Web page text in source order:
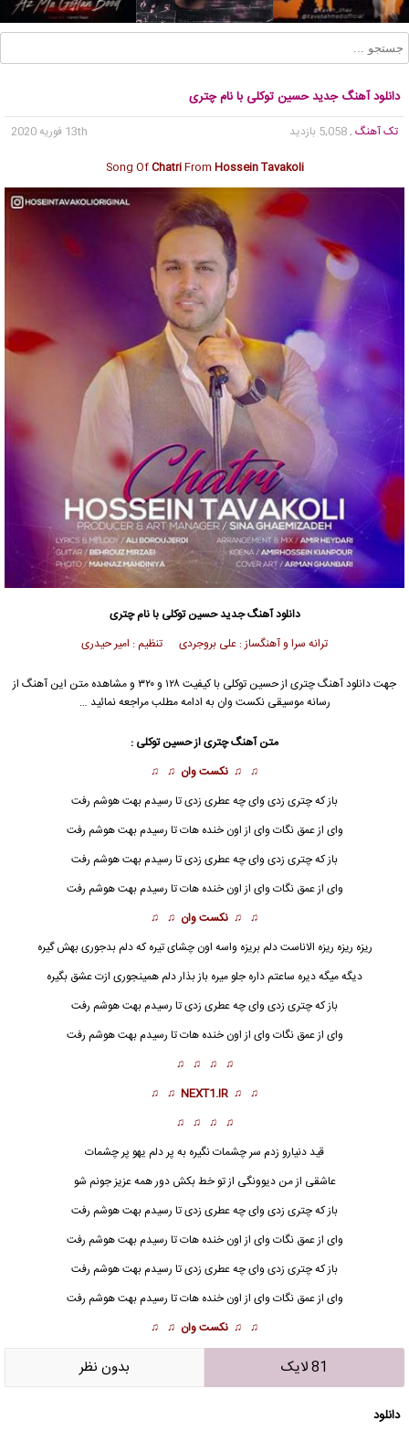
دانلود آهنگ جدید حسین توکلی با نام چتری
تک آهنگ , 5,058 بازدید
13th فوریه 2020
Song OfChatriFrom Hossein Tavakoli
دانلود آهنگ جدیدحسین توکلی با نام چتری
ترانه سرا و آهنگساز : علی بروجردی تنظیم : امیر حیدری
جهت دانلود آهنگ چتری از حسین توکلی با کیفیت ۱۲۸ و ۳۲۰ و مشاهده متن این آهنگ از
رسانه موسیقی نکست وان به ادامه مطلب مراجعه نمائید …
متن آهنگ چتری از حسین توکلی :
♫ ♫ نکست وان ♫ ♫
باز که چتری زدی وای چه عطری زدی تا رسیدم بهت هوشم رفت
وای از عمق نگات وای از اون خنده هات تا رسیدم بهت هوشم رفت
باز کهچتری زدی وای چه عطری زدی تا رسیدم بهت هوشم رفت
وای از عمق نگات وای از اون خنده هات تا رسیدم بهت هوشم رفت
♫ ♫ نکست وان ♫ ♫
ریزه ریزه ریزه الاناست دلم بریزه واسه اون چشای تیره که دلم بدجوری بهش گیره
دیگه میگه دیره ساعتم داره جلو میره باز بذار دلم همینجوری ازت عشق بگیره
باز که چتری زدی وای چه عطری زدی تا رسیدم بهت هوشم رفت
وای از عمق نگات وای از اون خنده هات تا رسیدم بهت هوشم رفت
♫ ♫ ♫ ♫
♫ ♫
NEXT1.IR
♫ ♫
♫ ♫ ♫ ♫
قید دنیارو زدم سر چشمات نگیره به پر دلم یهو پر چشمات
عاشقی از من دیوونگی از تو خط بکش دور همه عزیز جونم شو
باز کهچتری زدی وای چه عطری زدی تا رسیدم بهت هوشم رفت
وای از عمق نگات وای از اون خنده هات تا رسیدم بهت هوشم رفت
باز که چتری زدی وای چه عطری زدی تا رسیدم بهت هوشم رفت
وای از عمق نگات وای از اون خنده هات تا رسیدم بهت هوشم رفت
♫ ♫ نکست وان ♫ ♫
81 لایک بدون نظر
دانلود